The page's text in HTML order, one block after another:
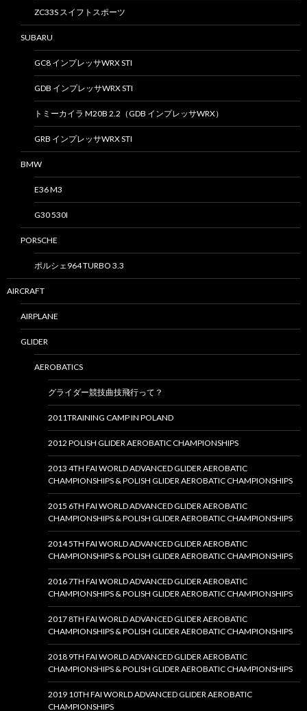
ZC33S スイフトスポーツ
SUBARU
GC8 インプレッサWRX STI
GDB インプレッサWRX STI
トミーカイラ M20B 2.2（GDB インプレッサWRX）
GRB インプレッサWRX STI
BMW
E36 M3
G30 530I
PORSCHE
ポルシェ964 TURBO 3.3
AIRCRAFT
AIRPLANE
GLIDER
AEROBATICS
グライダー競技曲技飛行って？
2011TRAINING CAMP IN POLAND
2012 POLISH GLIDER AEROBATIC CHAMPIONSHIPS
2013 4TH FAI WORLD ADVANCED GLIDER AEROBATIC
CHAMPIONSHIPS & POLISH GLIDER AEROBATIC CHAMPIONSHIPS
2015 6TH FAI WORLD ADVANCED GLIDER AEROBATIC
CHAMPIONSHIPS & POLISH GLIDER AEROBATIC CHAMPIONSHIPS
2014 5TH FAI WORLD ADVANCED GLIDER AEROBATIC
CHAMPIONSHIPS & POLISH GLIDER AEROBATIC CHAMPIONSHIPS
2016 7TH FAI WORLD ADVANCED GLIDER AEROBATIC
CHAMPIONSHIPS & POLISH GLIDER AEROBATIC CHAMPIONSHIPS
2017 8TH FAI WORLD ADVANCED GLIDER AEROBATIC
CHAMPIONSHIPS & POLISH GLIDER AEROBATIC CHAMPIONSHIPS
2018 9TH FAI WORLD ADVANCED GLIDER AEROBATIC
CHAMPIONSHIPS & POLISH GLIDER AEROBATIC CHAMPIONSHIPS
2019 10TH FAI WORLD ADVANCED GLIDER AEROBATIC
CHAMPIONSHIPS